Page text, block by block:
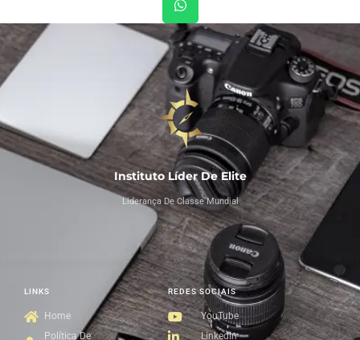
REDES SOCIAIS
YouTube
LinkedIn
LINKS
Home
Política De
Instituto Líder De Elite
Liderança De Classe Mundial